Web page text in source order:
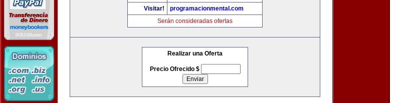
Visitar!
programacionmental.com
Serán consideradas ofertas
Realizar una Oferta
Precio Ofrecido $